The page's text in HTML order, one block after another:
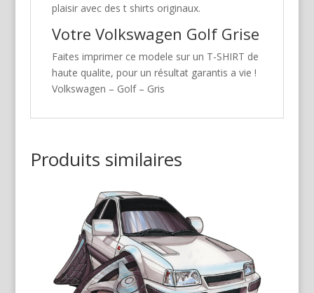
plaisir avec des t shirts originaux.
Votre Volkswagen Golf Grise
Faites imprimer ce modele sur un T-SHIRT de
haute qualite, pour un résultat garantis a vie !
Volkswagen – Golf – Gris
Produits similaires